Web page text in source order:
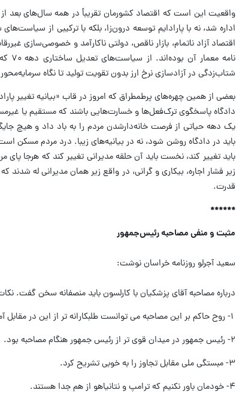
واقعیت این است که اقتصاد کشورمان تقریباً در همه سال‌های بعد از
اداره شد، نه با پارادایم توسعه درون‌زا، بلکه با ترکیبی از
اقتصاد آزاد ناتمام، بازار ناقص، دولتی ناکارآمد و خصوصی‌سازی
شتاب‌زدگی در آزادسازی نرخ ارز بدون تقویت تولید تا نگاه
بعضی از همین چهره‌های پرطمطراق که امروز در قاب «بیانیه تغییر
دادگاه پاسخگوی ترک‌فعل‌ها و خسارت‌هایی باشند که مستقیم یا
یک دهه حیاتی از فرصت خانه‌دارشدن مردم را به باد داد و هیچ
باید در دادگاه روشن شود، نه در بیانیه‌های زیبا. درد مردم مسکن
باید تغییر کند، نخست باید آن حلقه مدیرانی تغییر کند که هرجا
زیر فشار اجاره، بیکاری و گرانی، در واقع زیر همان مدیرانی له شدند
قدرت.
******
مثبت و منفی مصاحبه رئیس‌جمهور‏
سعید آجرلو روزنامه خراسان نوشت:
درباره مصاحبه آقای پزشکیان با کارلسون باید منصفانه سخن گفت.
۳- مبستگی ملی مقابل تجاوز را به خوبی تشریح کرد. ‏
۴- خودمان باور نکنیم که ترامپ و نتانیاهو از هم جدا هستند.